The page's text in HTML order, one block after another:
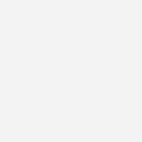
Fokus auf viel Stauraum
an ein Bad und seine Möbel
nutzt. Badserien mit individuell
abgestimmte Keramiken in
können hier Orientierung
und legt dar, wie
dazu